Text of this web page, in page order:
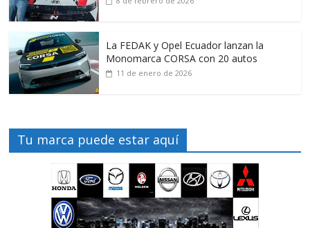
La FEDAK y Opel Ecuador lanzan la
Monomarca CORSA con 20 autos
11 de enero de 2026
Tu marca puede estar aquí